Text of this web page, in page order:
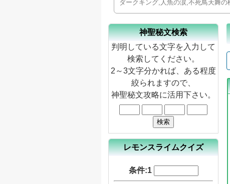
神聖秘文検索
判明している文字を入力して
検索してください。
2～3文字分かれば、ある程度
絞られますので、
神聖秘文攻略に活用下さい。
レモンスライムクイズ
条件:1